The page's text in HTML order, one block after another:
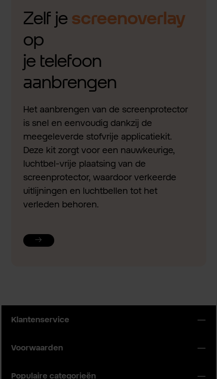
Zelf je screenoverlay
op
je telefoon
aanbrengen
Het aanbrengen van de screenprotector
is snel en eenvoudig dankzij de
meegeleverde stofvrije applicatiekit.
Deze kit zorgt voor een nauwkeurige,
luchtbel-vrije plaatsing van de
screenprotector, waardoor verkeerde
uitlijningen en luchtbellen tot het
verleden behoren.
Klantenservice
Voorwaarden
Populaire categorieën